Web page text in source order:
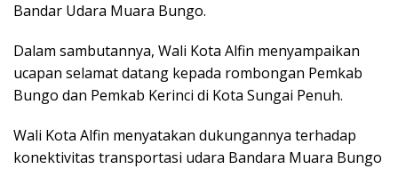
Bandar Udara Muara Bungo.
Dalam sambutannya, Wali Kota Alfin menyampaikan
ucapan selamat datang kepada rombongan Pemkab
Bungo dan Pemkab Kerinci di Kota Sungai Penuh.
Wali Kota Alfin menyatakan dukungannya terhadap
konektivitas transportasi udara Bandara Muara Bungo